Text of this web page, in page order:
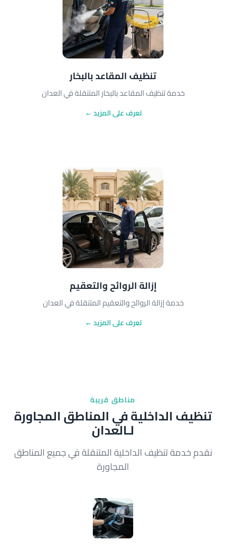
تنظيف المقاعد بالبخار
خدمة تنظيف المقاعد بالبخار المتنقلة في العدان
تعرف على المزيد ←
إزالة الروائح والتعقيم
خدمة إزالة الروائح والتعقيم المتنقلة في العدان
تعرف على المزيد ←
مناطق قريبة
تنظيف الداخلية في المناطق المجاورة
لـالعدان
نقدم خدمة تنظيف الداخلية المتنقلة في جميع المناطق
المجاورة